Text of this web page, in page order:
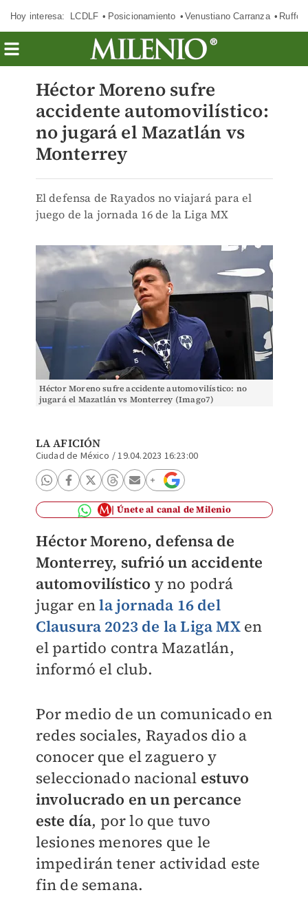
Hoy interesa: LCDLF Posicionamiento Venustiano Carranza Ruffo
Héctor Moreno sufre
accidente automovilístico:
no jugará el Mazatlán vs
Monterrey
El defensa de Rayados no viajará para el
juego de la jornada 16 de la Liga MX
Héctor Moreno sufre accidente automovilístico: no
jugará el Mazatlán vs Monterrey (Imago7)
LA AFICIÓN
Ciudad de México /19.04.2023 16:23:00
Únete al canal de Milenio
Héctor Moreno, defensa de
Monterrey, sufrió un accidente
automovilístico y no podrá
jugar enla jornada 16 del
Clausura 2023 de la Liga MXen
el partido contra Mazatlán,
informó el club.
Por medio de un comunicado en
redes sociales, Rayados dio a
conocer que el zaguero y
seleccionado nacional estuvo
involucrado en un percance
este día, por lo que tuvo
lesiones menores que le
impedirán tener actividad este
fin de semana.